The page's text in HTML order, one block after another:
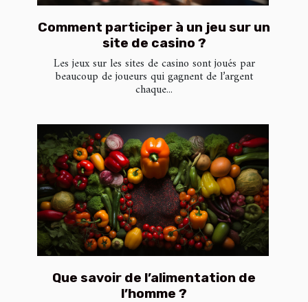
Comment participer à un jeu sur un
site de casino ?
Les jeux sur les sites de casino sont joués par
beaucoup de joueurs qui gagnent de l’argent
chaque...
Que savoir de l’alimentation de
l’homme ?